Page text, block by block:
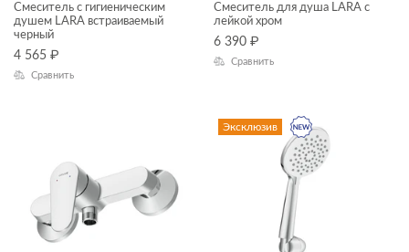
Смеситель с гигиеническим
душем LARA встраиваемый
черный
4 565 ₽
Сравнить
Смеситель для душа LARA с
лейкой хром
6 390 ₽
Сравнить
Эксклюзив